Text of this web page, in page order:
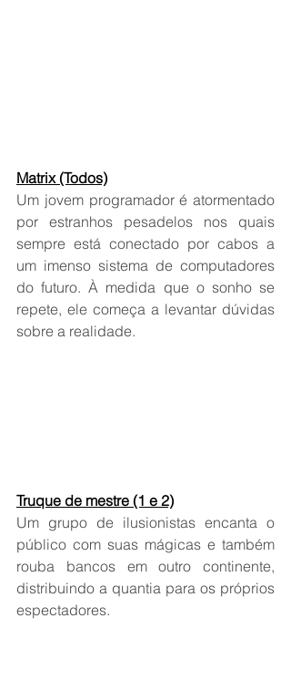
Matrix (Todos)
Um jovem programador é atormentado
por estranhos pesadelos nos quais
sempre está conectado por cabos a
um imenso sistema de computadores
do futuro. À medida que o sonho se
repete, ele começa a levantar dúvidas
sobre a realidade.
Truque de mestre (1 e 2)
Um grupo de ilusionistas encanta o
público com suas mágicas e também
rouba bancos em outro continente,
distribuindo a quantia para os próprios
espectadores.